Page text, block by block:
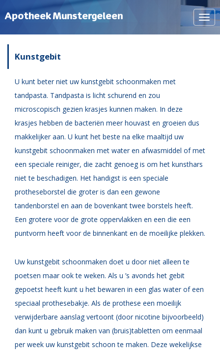
Apotheek Munstergeleen
Kunstgebit
U kunt beter niet uw kunstgebit schoonmaken met
tandpasta. Tandpasta is licht schurend en zou
microscopisch gezien krasjes kunnen maken. In deze
krasjes hebben de bacteriën meer houvast en groeien dus
makkelijker aan. U kunt het beste na elke maaltijd uw
kunstgebit schoonmaken met water en afwasmiddel of met
een speciale reiniger, die zacht genoeg is om het kunsthars
niet te beschadigen. Het handigst is een speciale
protheseborstel die groter is dan een gewone
tandenborstel en aan de bovenkant twee borstels heeft.
Een grotere voor de grote oppervlakken en een die een
puntvorm heeft voor de binnenkant en de moeilijke plekken.
Uw kunstgebit schoonmaken doet u door niet alleen te
poetsen maar ook te weken. Als u ’s avonds het gebit
gepoetst heeft kunt u het bewaren in een glas water of een
speciaal prothesebakje. Als de prothese een moeilijk
verwijderbare aanslag vertoont (door nicotine bijvoorbeeld)
dan kunt u gebruik maken van (bruis)tabletten om eenmaal
per week uw kunstgebit schoon te maken. Deze wekelijkse